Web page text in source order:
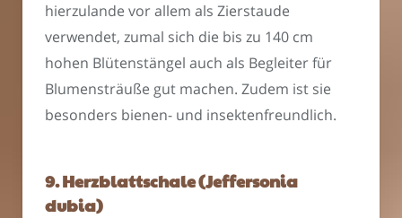
hierzulande vor allem als Zierstaude
verwendet, zumal sich die bis zu 140 cm
hohen Blütenstängel auch als Begleiter für
Blumensträuße gut machen. Zudem ist sie
besonders bienen- und insektenfreundlich.
9. Herzblattschale (Jeffersonia
dubia)